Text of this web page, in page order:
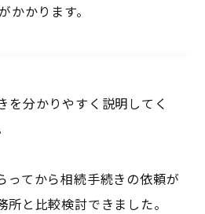
かかります。
分かりやすく説明してく
てから相続手続きの依頼が
と比較検討できました。